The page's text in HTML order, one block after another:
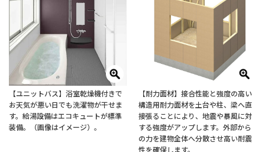
【ユニットバス】浴室乾燥機付きで
お天気が悪い日でも洗濯物が干せま
す。給湯設備はエコキュートが標準
装備。（画像はイメージ）。
【耐力面材】接合性能と強度の高い
構造用耐力面材を土台や柱、梁へ直
接張ることにより、地震や暴風に対
する強度がアップします。外部から
の力を建物全体へ分散させ高い耐震
性を確保します。